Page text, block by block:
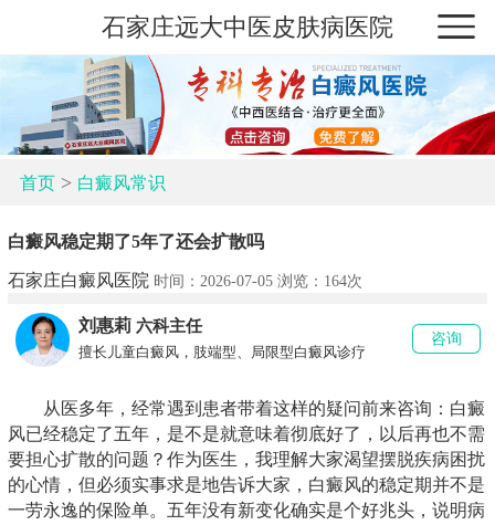
石家庄远大中医皮肤病医院
首页> 白癜风常识
白癜风稳定期了5年了还会扩散吗
石家庄白癜风医院 时间：2026-07-05 浏览： 164次
刘惠莉 六科主任
擅长儿童白癜风，肢端型、局限型白癜风诊疗
咨询
从医多年，经常遇到患者带着这样的疑问前来咨询：白癜
风已经稳定了五年，是不是就意味着彻底好了，以后再也不需
要担心扩散的问题？作为医生，我理解大家渴望摆脱疾病困扰
的心情，但必须实事求是地告诉大家，白癜风的稳定期并不是
一劳永逸的保险单。五年没有新变化确实是个好兆头，说明病